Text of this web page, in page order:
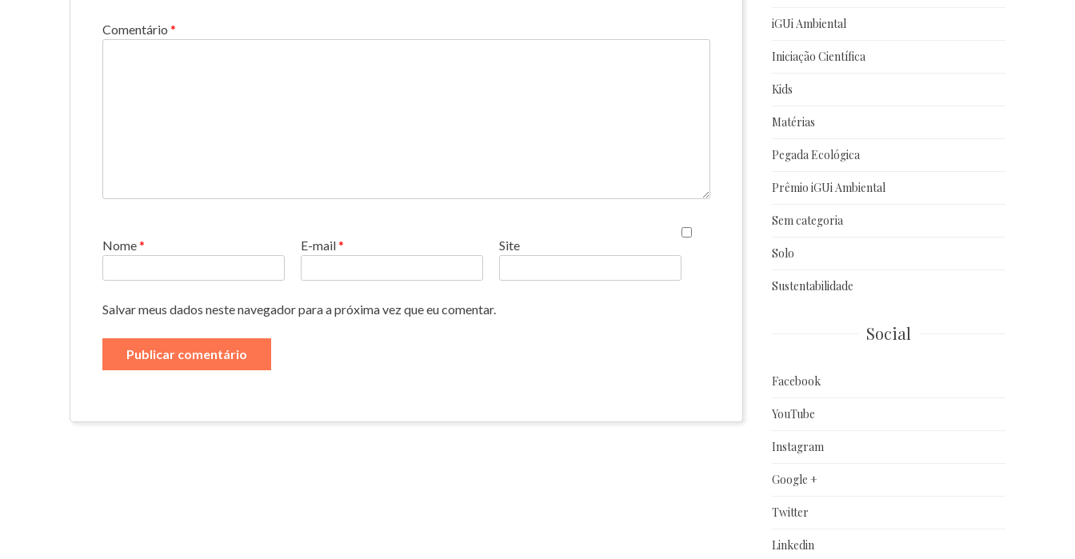
Comentário *
Nome* E-mail* Site
Salvar meus dados neste navegador para a próxima vez que eu comentar.
iGUi Ambiental
Iniciação Científica
Kids
Matérias
Pegada Ecológica
Prêmio iGUi Ambiental
Sem categoria
Solo
Sustentabilidade
Social
Facebook
YouTube
Instagram
Google +
Twitter
Linkedin